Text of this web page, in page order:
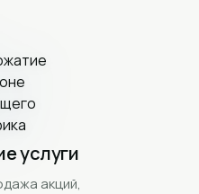
услуги
акций,